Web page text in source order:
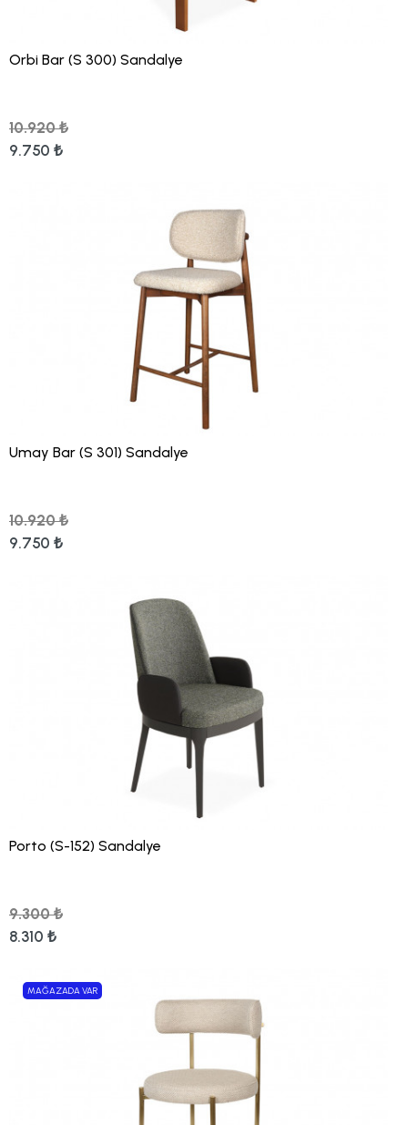
Orbi Bar (S 300) Sandalye
10.920 ₺
9.750 ₺
Umay Bar (S 301) Sandalye
10.920 ₺
9.750 ₺
Porto (S-152) Sandalye
9.300 ₺
8.310 ₺
MAĞAZADA VAR